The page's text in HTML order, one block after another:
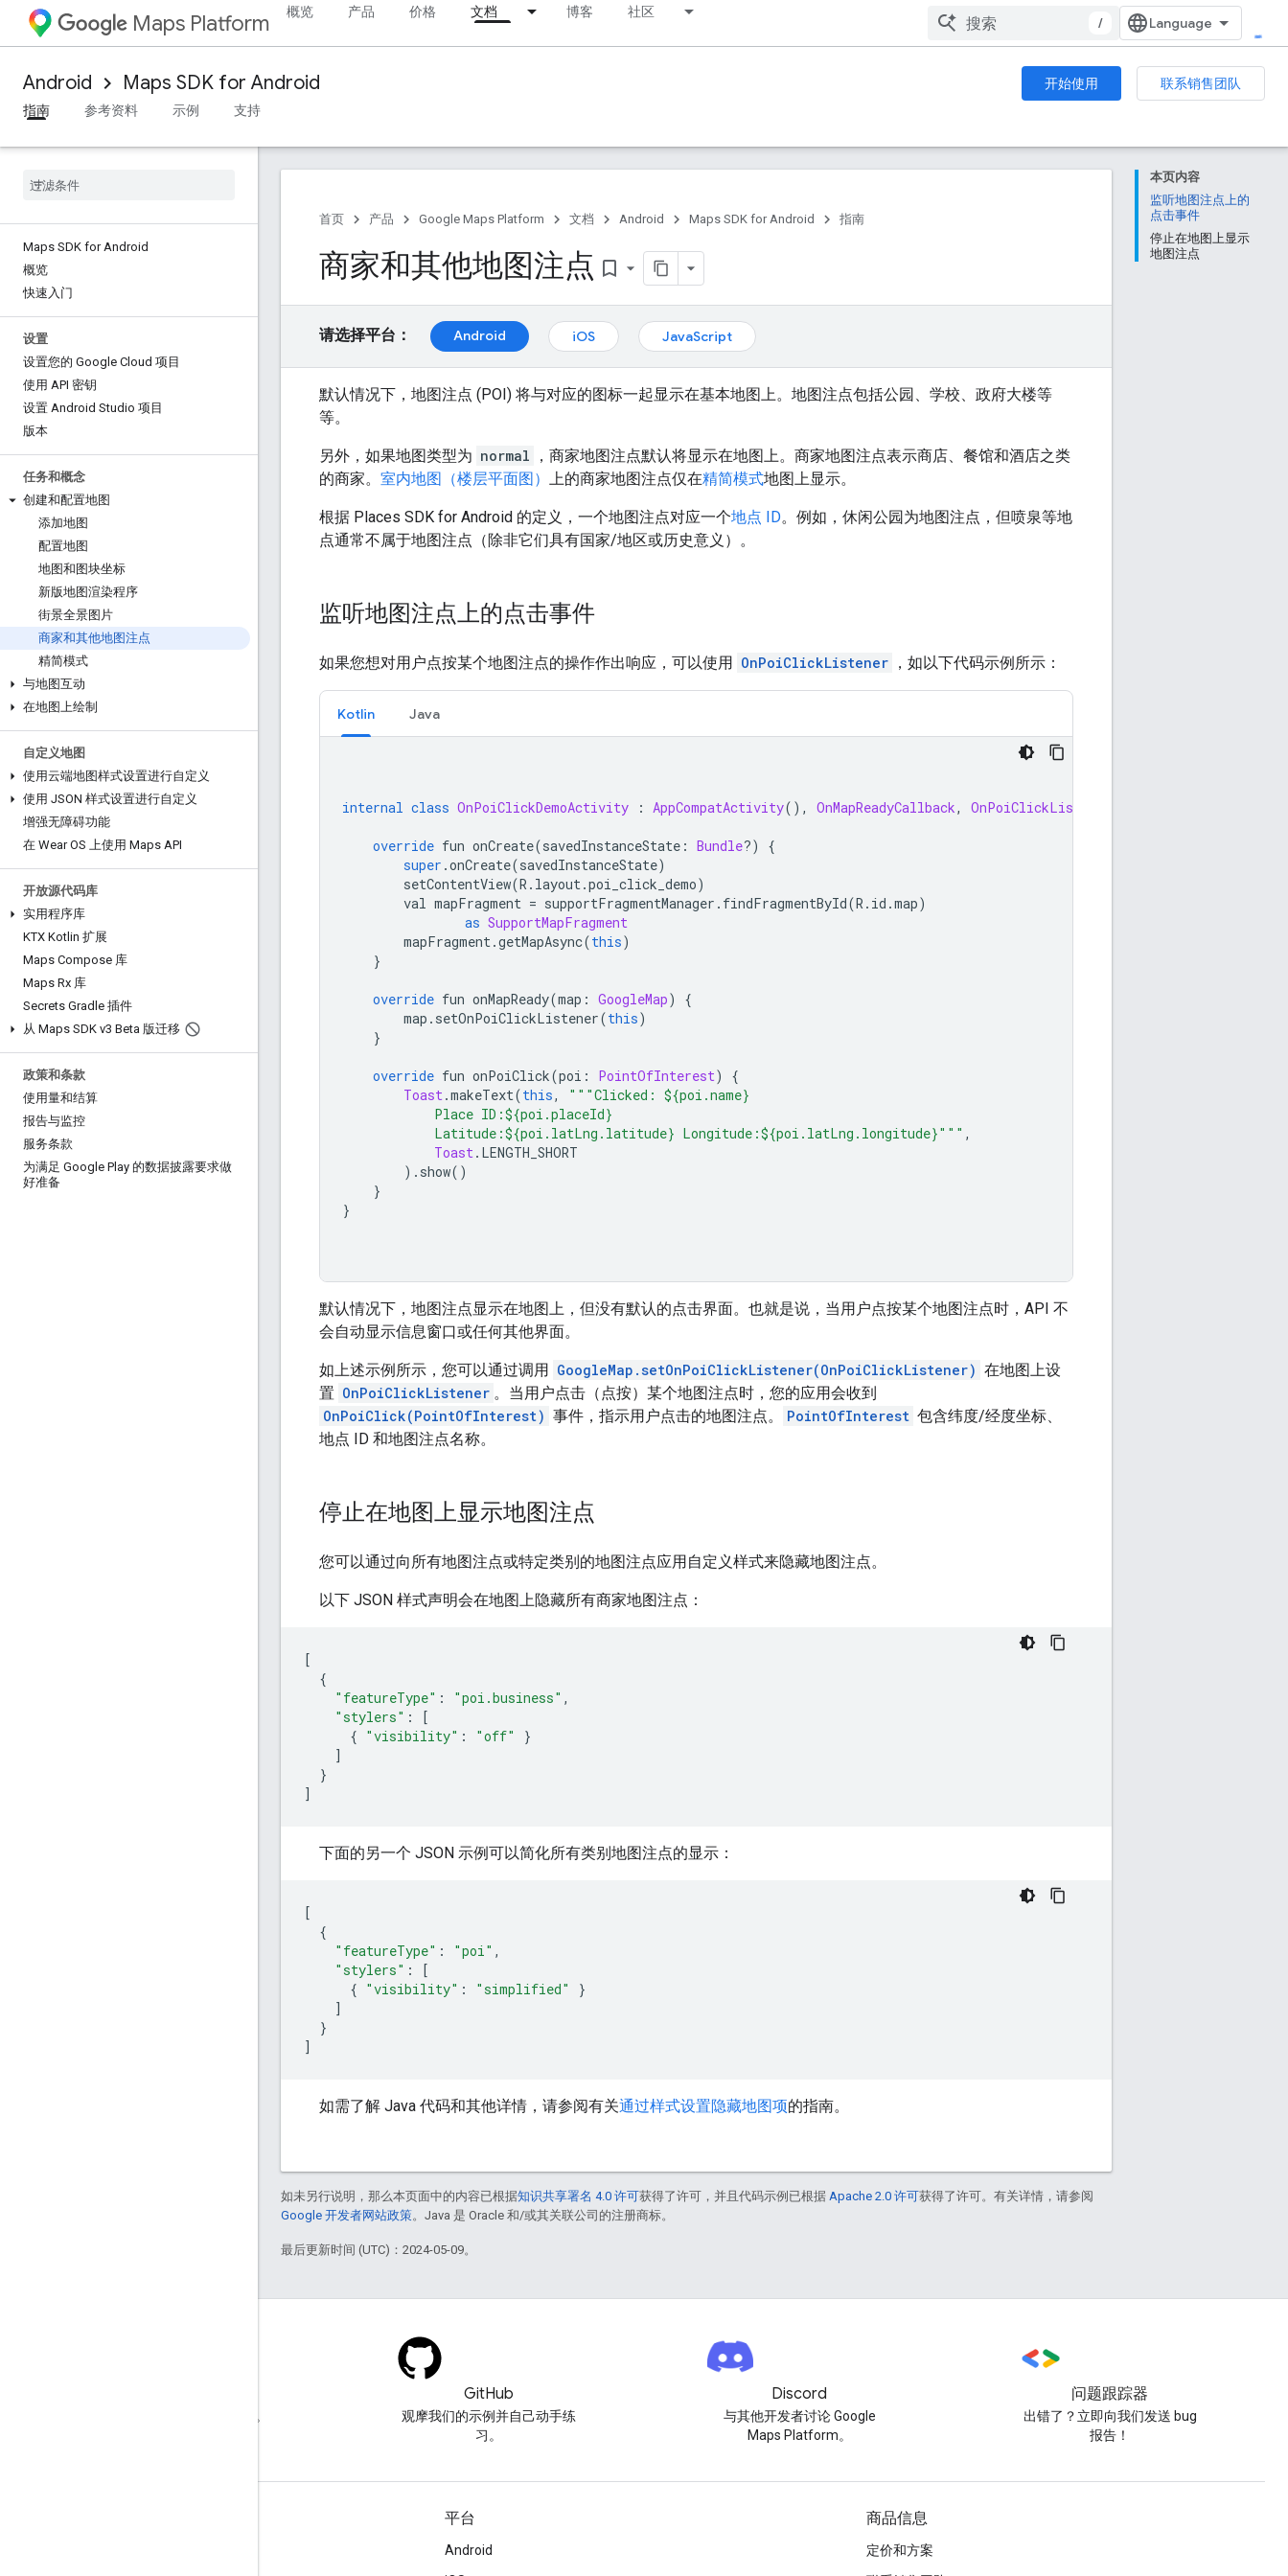
Maps Platform 概览 产品 价格 文档 博客 社区
/
Android Maps SDK for Android 开始使用
联系销售团队
指南
参考资料 示例 支持
Maps SDK for Android
概览
快速入门
设置
设置您的 Google Cloud 项目
使用 API 密钥
设置 Android Studio 项目
版本
任务和概念
创建和配置地图
添加地图
配置地图
地图和图块坐标
新版地图渲染程序
街景全景图片
商家和其他地图注点
精简模式
与地图互动
在地图上绘制
自定义地图
使用云端地图样式设置进行自定义
使用 JSON 样式设置进行自定义
增强无障碍功能
在 Wear OS 上使用 Maps API
开放源代码库
实用程序库
KTX Kotlin 扩展
Maps Compose 库
Maps Rx 库
Secrets Gradle 插件
从 Maps SDK v3 Beta 版迁移
政策和条款
使用量和结算
报告与监控
服务条款
为满足 Google Play 的数据披露要求做
好准备
本页内容
监听地图注点上的
点击事件
停止在地图上显示
地图注点
首页 产品 Google Maps Platform 文档 Android Maps SDK for Android 指南
商家和其他地图注点 bookmark_border
请选择平台： Android iOS JavaScript
默认情况下，地图注点 (POI) 将与对应的图标一起显示在基本地图上。地图注点包括公园、学校、政府大楼等
等。
另外，如果地图类型为 normal ，商家地图注点默认将显示在地图上。 商家地图注点表示商店、餐馆和酒店之类
的商家。 室内地图（楼层平面图） 上的商家地图注点仅在精简模式地图上显示。
根据 Places SDK for Android 的定义，一个地图注点对应一个地点 ID。例如，休闲公园为地图注点，但喷泉等地
点通常不属于地图注点（除非它们具有国家/地区或历史意义）。
监听地图注点上的点击事件
如果您想对用户点按某个地图注点的操作作出响应，可以使用 OnPoiClickListener ，如以下代码示例所示：
Kotlin Java
internal class OnPoiClickDemoActivity : AppCompatActivity(), OnMapReadyCallback, OnPoiClickListener
override fun onCreate(savedInstanceState : Bundle?)
{
super .onCreate(savedInstanceState)
setContentView(R . layout.poi_click_demo)
val mapFragment = supportFragmentManager . findFragmentById(R . id .map)
as SupportMapFragment
mapFragment.getMapAsync(this)
}
override fun onMapReady(map : GoogleMap)
{
map . setOnPoiClickListener(this)
}
override fun onPoiClick(poi : PointOfInterest)
{
Toast.makeText(this,
"""Clicked: ${poi.name}
Place ID:${poi.placeId}
Latitude:${poi.latLng.latitude} Longitude:${poi.latLng.longitude}""" ,
Toast. LENGTH_SHORT
). show()
}
}
默认情况下，地图注点显示在地图上，但没有默认的点击界面。也就是说，当用户点按某个地图注点时，API 不
会自动显示信息窗口或任何其他界面。
如上述示例所示，您可以通过调用 GoogleMap.setOnPoiClickListener(OnPoiClickListener) 在地图上设
置 OnPoiClickListener 。当用户点击（点按）某个地图注点时，您的应用会收到
OnPoiClick(PointOfInterest) 事件，指示用户点击的地图注点。 PointOfInterest 包含纬度/经度坐标、
地点 ID 和地图注点名称。
停止在地图上显示地图注点
您可以通过向所有地图注点或特定类别的地图注点应用自定义样式来隐藏地图注点。
以下 JSON 样式声明会在地图上隐藏所有商家地图注点：
[
{
"featureType" : "poi.business" ,
"stylers" :
[
{ "visibility" : "off"
}
]
}
]
下面的另一个 JSON 示例可以简化所有类别地图注点的显示：
[
{
"featureType" : "poi" ,
"stylers" :
[
{ "visibility" : "simplified"
}
]
}
]
如需了解 Java 代码和其他详情，请参阅有关通过样式设置隐藏地图项的指南。
如未另行说明，那么本页面中的内容已根据知识共享署名 4.0 许可获得了许可，并且代码示例已根据 Apache 2.0 许可获得了许可。有关详情，请参阅
Google 开发者网站政策。Java 是 Oracle 和/或其关联公司的注册商标。
最后更新时间 (UTC)：2024-05-09。
在 google-maps 标签下提问。
GitHub
观摩我们的示例并自己动手练
习。
Discord
与其他开发者讨论 Google
Maps Platform。
问题跟踪器
出错了？立即向我们发送 bug
报告！
平台
Android
商品信息
定价和方案